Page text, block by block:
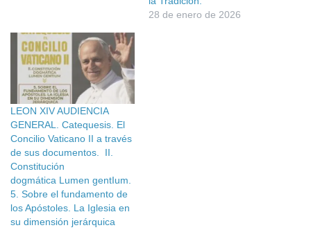
28 de enero de 2026
LEON XIV AUDIENCIA
GENERAL. Catequesis. El
Concilio Vaticano II a través
de sus documentos. II.
Constitución
dogmática Lumen gentIum.
5. Sobre el fundamento de
los Apóstoles. La Iglesia en
su dimensión jerárquica